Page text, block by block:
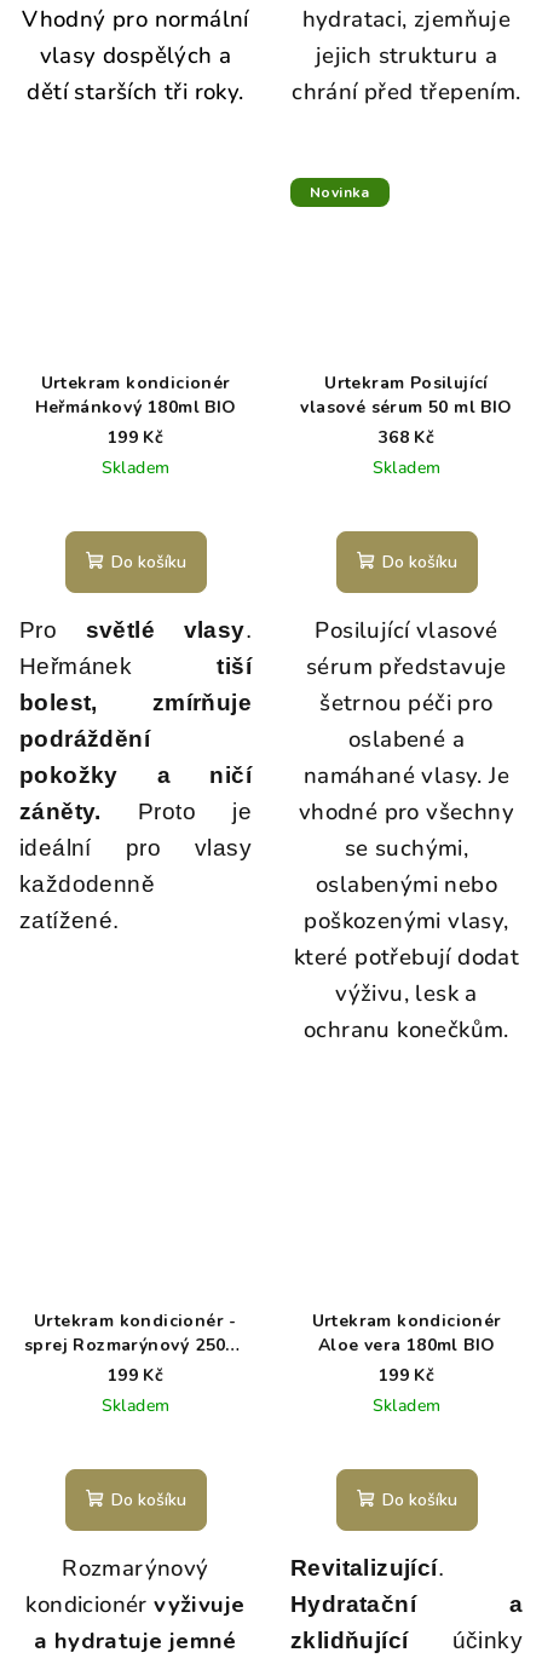
Vhodný pro normální
vlasy dospělých a
dětí starších tři roky.
hydrataci, zjemňuje
jejich strukturu a
chrání před třepením.
Urtekram kondicionér
Heřmánkový 180ml BIO
199 Kč
Skladem
Do košíku
Pro světlé vlasy.
Heřmánek tiší
bolest, zmírňuje
podráždění
pokožky a ničí
záněty. Proto je
ideální pro vlasy
každodenně
zatížené.
Novinka
Urtekram Posilující
vlasové sérum 50 ml BIO
368 Kč
Skladem
Do košíku
Posilující vlasové
sérum představuje
šetrnou péči pro
oslabené a
namáhané vlasy. Je
vhodné pro všechny
se suchými,
oslabenými nebo
poškozenými vlasy,
které potřebují dodat
výživu, lesk a
ochranu konečkům.
Urtekram kondicionér -
sprej Rozmarýnový 250ml
BIO
199 Kč
Skladem
Do košíku
Rozmarýnový
kondicionérvyživuje
a hydratuje jemné
Urtekram kondicionér
Aloe vera 180ml BIO
199 Kč
Skladem
Do košíku
Revitalizující.
Hydratační a
zklidňující účinky